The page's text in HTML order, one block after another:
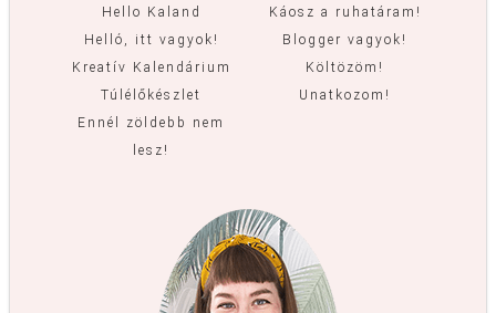
Hello Kaland
Helló, itt vagyok!
Kreatív Kalendárium
Túlélőkészlet
Ennél zöldebb nem
lesz!
Káosz a ruhatáram!
Blogger vagyok!
Költözöm!
Unatkozom!